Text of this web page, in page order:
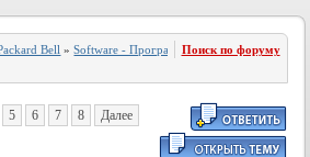
Bell »Software - Программное обеспечение
Поиск по форуму
5 6 7 8 Далее